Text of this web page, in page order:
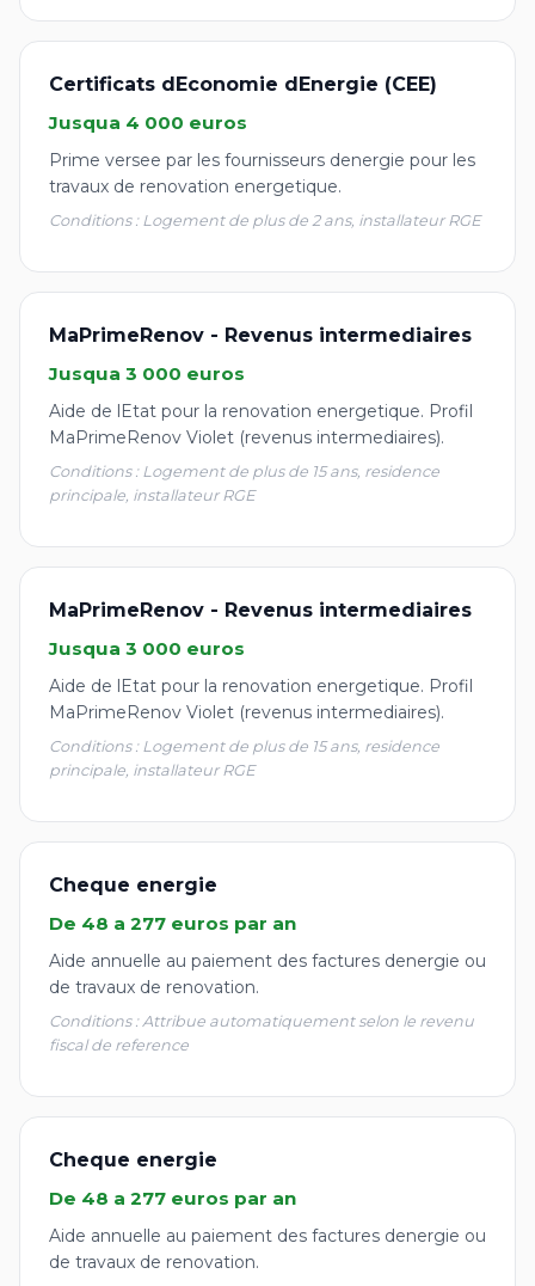
Certificats dEconomie dEnergie (CEE)
Jusqua 4 000 euros
Prime versee par les fournisseurs denergie pour les
travaux de renovation energetique.
Conditions : Logement de plus de 2 ans, installateur RGE
MaPrimeRenov - Revenus intermediaires
Jusqua 3 000 euros
Aide de lEtat pour la renovation energetique. Profil
MaPrimeRenov Violet (revenus intermediaires).
Conditions : Logement de plus de 15 ans, residence
principale, installateur RGE
MaPrimeRenov - Revenus intermediaires
Jusqua 3 000 euros
Aide de lEtat pour la renovation energetique. Profil
MaPrimeRenov Violet (revenus intermediaires).
Conditions : Logement de plus de 15 ans, residence
principale, installateur RGE
Cheque energie
De 48 a 277 euros par an
Aide annuelle au paiement des factures denergie ou
de travaux de renovation.
Conditions : Attribue automatiquement selon le revenu
fiscal de reference
Cheque energie
De 48 a 277 euros par an
Aide annuelle au paiement des factures denergie ou
de travaux de renovation.